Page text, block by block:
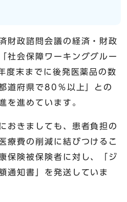
財政諮問会議の経済・財政
社会保障ワーキンググルー
末までに後発医薬品の数
道府県で80％以上」との
を進めています。
おきましても、患者負担の
療費の削減に結びつけるこ
保険被保険者に対し、「ジ
通知書」を発送していま